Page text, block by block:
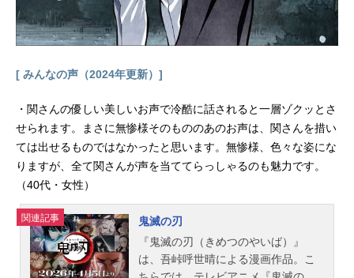
声優アワードシナジー賞(C)石森プ
ロ・東映『仮面ライダー電王』公...
[ みんなの声（2024年更新）]
・関さんの優しい美しいお声で冷酷に話されると一層ゾクッとさ
せられます。まさに無惨様そのもののあのお声は、関さんを措い
ては出せるものではなかったと思います。無惨様、色々な姿にな
りますが、全て関さんが声を当ててらっしゃるのも魅力です。
（40代・女性）
関連記事
鬼滅の刃
『鬼滅の刃（きめつのやいば）』
は、吾峠呼世晴による漫画作品。こ